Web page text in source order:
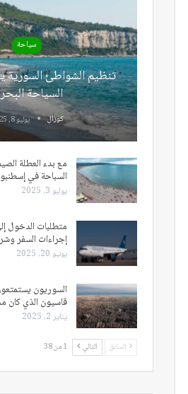
سياحة
تنظيم الشواطئ السورية
السياحة
كوزال يوليو 8, 2025
مع بدء العطلة
السباحة في
يوليو 3, 2025
إجراءات السفر
يونيو 20, 2025
السوريون
قاسيون الذي
يناير 2, 2025
السابق التالي 1 من 38